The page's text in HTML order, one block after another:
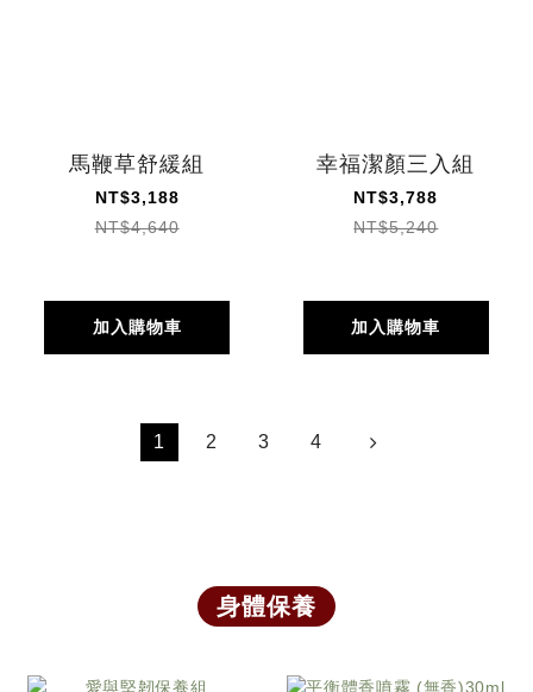
馬鞭草舒緩組
NT$3,188
NT$4,640
加入購物車
幸福潔顏三入組
NT$3,788
NT$5,240
加入購物車
1 2 3 4
身體保養